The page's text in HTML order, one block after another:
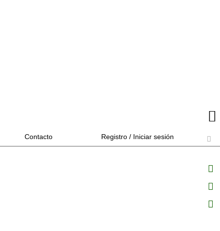
Contacto Registro / Iniciar sesión